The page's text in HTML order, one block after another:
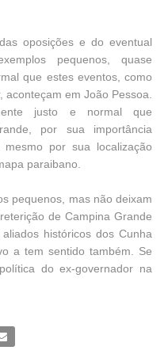
oposições e do eventual
pequenos, quase
que estes eventos, como
em João Pessoa.
justo e normal que
por sua importância
por sua localização
paraibano.
pequenos, mas não deixam
de Campina Grande
históricos dos Cunha
a tem sentido também. Se
do ex-governador na